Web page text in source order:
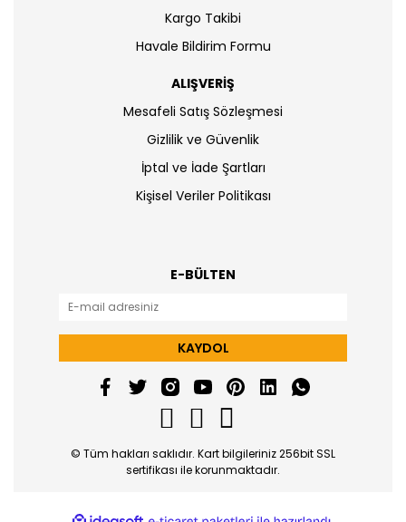
Kargo Takibi
Havale Bildirim Formu
ALIŞVERİŞ
Mesafeli Satış Sözleşmesi
Gizlilik ve Güvenlik
İptal ve İade Şartları
Kişisel Veriler Politikası
E-BÜLTEN
KAYDOL
© Tüm hakları saklıdır. Kart bilgileriniz 256bit SSL
sertifikası ile korunmaktadır.